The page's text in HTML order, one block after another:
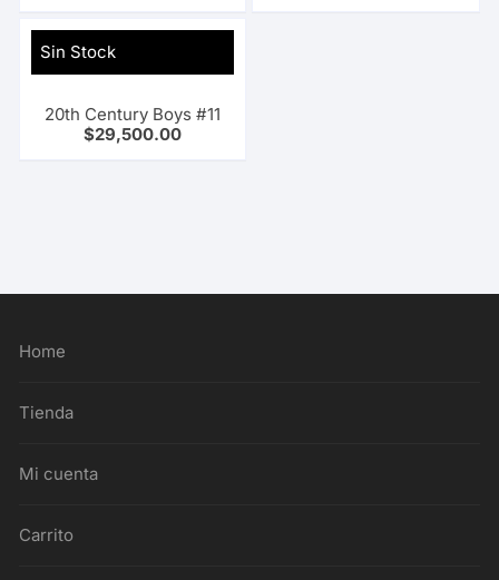
Sin Stock
20th Century Boys #11
$29,500.00
Home
Tienda
Mi cuenta
Carrito